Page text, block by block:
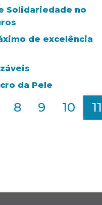
Solidariedade no
de excelência
da Pele
8 9 10 11